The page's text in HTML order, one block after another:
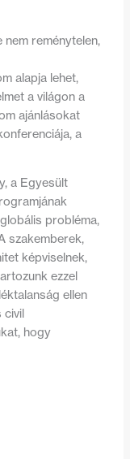
nem reménytelen,
alapja lehet,
a világon a
ajánlásokat
a
a Egyesült
probléma,
szakemberek,
képviselnek,
ezzel
ellen
civil
hogy